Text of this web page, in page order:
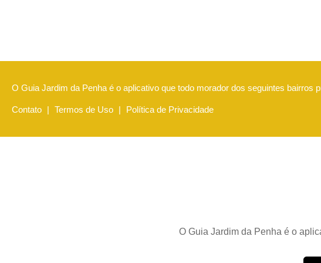
O Guia Jardim da Penha é o aplicativo que todo morador dos seguintes
Contato | Termos de Uso | Política de Privacidade
O Guia Jardim da Penha é o